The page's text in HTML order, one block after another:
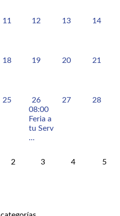
11 12 13 14
18 19 20 21
25
26
08:00
Feria a
tu Serv
...
27 28
2 3 4 5